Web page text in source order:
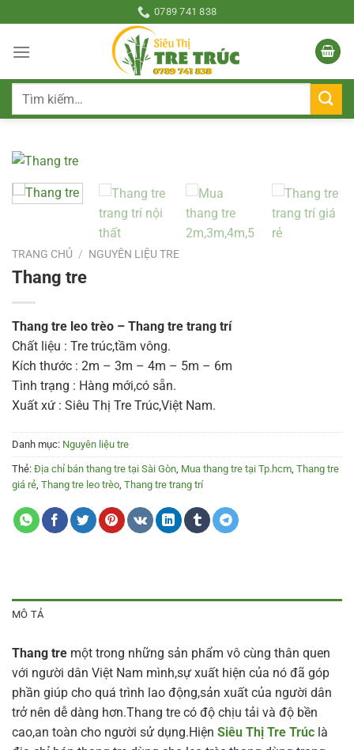
qua
nội
0789 741 838
Tìm
TRANG CHỦ / NGUYÊN LIỆU TRE
Thang tre
Thang tre leo trèo – Thang tre trang trí
Chất liệu : Tre trúc,tầm vông.
Kích thước : 2m – 3m – 4m – 5m – 6m
Tình trạng : Hàng mới,có sẵn.
Xuất xứ : Siêu Thị Tre Trúc,Việt Nam.
Danh mục: Nguyên liệu tre
Thẻ: Địa chỉ bán thang tre tại Sài Gòn Mua thang tre tại Tp.hcm Thang tre
giá rẻ Thang tre leo trèo Thang tre trang trí
MÔ TẢ
Thang tre một trong những sản phẩm vô cùng thân quen
với người dân Việt Nam mình,sự xuất hiện của nó đã góp
phần giúp cho quá trình lao động,sản xuất của người dân
trở nên dễ dàng hơn.Thang tre có độ chịu tải và độ bền
cao,an toàn cho người sử dụng.Hiện Siêu Thị Tre Trúc là